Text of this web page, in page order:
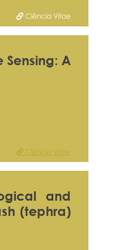
Ciência Vitae
Sensing: A
Ciência Vitae
and
(tephra)